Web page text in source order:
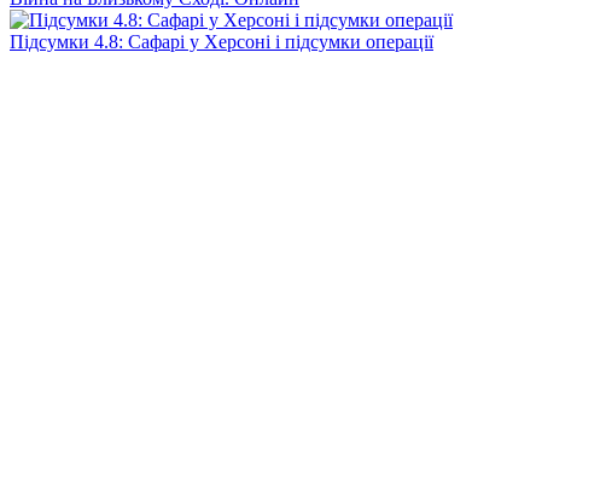
Підсумки 4.8: Сафарі у Херсоні і підсумки операції